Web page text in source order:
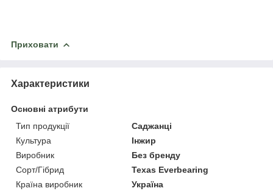
Приховати
Характеристики
Основні атрибути
Тип продукції
Саджанці
Культура
Інжир
Виробник
Без бренду
Сорт/Гібрид
Texas Everbearing
Країна виробник
Україна